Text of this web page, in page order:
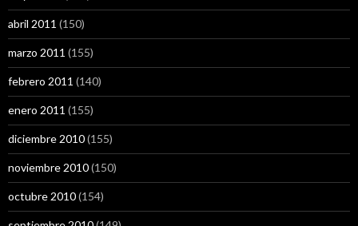
abril 2011 (150)
marzo 2011 (155)
febrero 2011 (140)
enero 2011 (155)
diciembre 2010(155)
noviembre 2010(150)
octubre 2010(154)